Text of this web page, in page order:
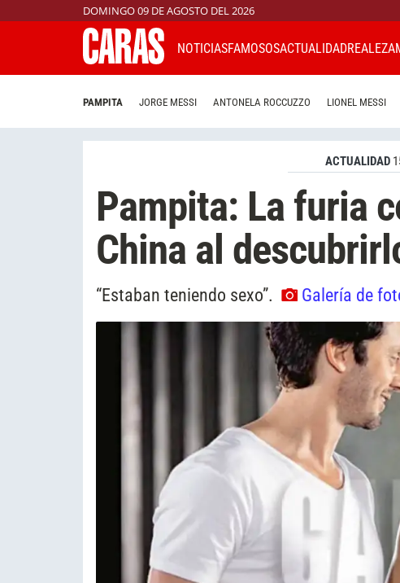
DOMINGO 09 DE AGOSTO DEL 2026
NOTICIASFAMOSOSACTUALIDADREALEZA
PAMPITA JORGE MESSI ANTONELA ROCCUZZO LIONEL MESSI
ACTUALIDAD
Pampita: La furia
China al
“Estaban teniendo sexo”. Galería de